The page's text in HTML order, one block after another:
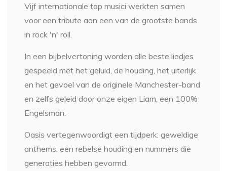
Vijf internationale top musici werkten samen
voor een tribute aan een van de grootste bands
in rock 'n' roll.
In een bijbelvertoning worden alle beste liedjes
gespeeld met het geluid, de houding, het uiterlijk
en het gevoel van de originele Manchester-band
en zelfs geleid door onze eigen Liam, een 100%
Engelsman.
Oasis vertegenwoordigt een tijdperk: geweldige
anthems, een rebelse houding en nummers die
generaties hebben gevormd.